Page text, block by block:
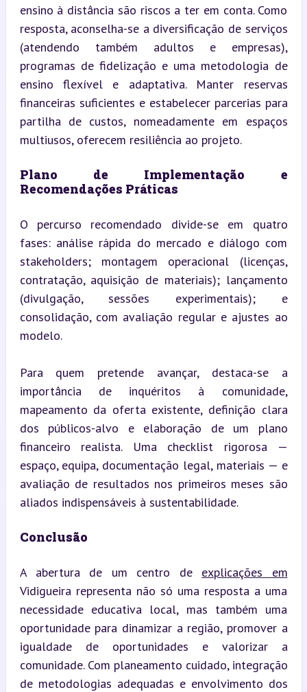
ensino à distância são riscos a ter em conta. Como
resposta, aconselha-se a diversificação de serviços
(atendendo também adultos e empresas),
programas de fidelização e uma metodologia de
ensino flexível e adaptativa. Manter reservas
financeiras suficientes e estabelecer parcerias para
partilha de custos, nomeadamente em espaços
multiusos, oferecem resiliência ao projeto.
Plano de Implementação e
Recomendações Práticas
O percurso recomendado divide-se em quatro
fases: análise rápida do mercado e diálogo com
stakeholders; montagem operacional (licenças,
contratação, aquisição de materiais); lançamento
(divulgação, sessões experimentais); e
consolidação, com avaliação regular e ajustes ao
modelo.
Para quem pretende avançar, destaca-se a
importância de inquéritos à comunidade,
mapeamento da oferta existente, definição clara
dos públicos-alvo e elaboração de um plano
financeiro realista. Uma checklist rigorosa —
espaço, equipa, documentação legal, materiais — e
avaliação de resultados nos primeiros meses são
aliados indispensáveis à sustentabilidade.
Conclusão
A abertura de um centro de explicações em
Vidigueira representa não só uma resposta a uma
necessidade educativa local, mas também uma
oportunidade para dinamizar a região, promover a
igualdade de oportunidades e valorizar a
comunidade. Com planeamento cuidado, integração
de metodologias adequadas e envolvimento dos